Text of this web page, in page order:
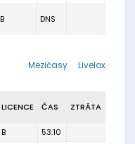
B DNS
Livelox
Mezičasy
LICENCE ČAS ZTRÁTA
B
53:10